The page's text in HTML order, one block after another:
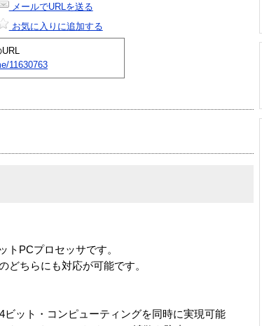
メールでURLを送る
お気に入りに追加する
11630763
トPCプロセッサです。
どちらにも対応が可能です。
ット・コンピューティングを同時に実現可能